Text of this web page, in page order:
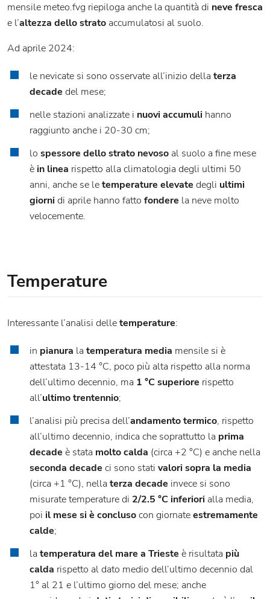
mensile meteo.fvg riepiloga anche la quantità di neve fresca
e l’altezza dello strato accumulatosi al suolo.
Ad aprile 2024:
le nevicate si sono osservate all’inizio della terza
decade del mese;
nelle stazioni analizzate i nuovi accumuli hanno
raggiunto anche i 20-30 cm;
lo spessore dello strato nevoso al suolo a fine mese
è in linea rispetto alla climatologia degli ultimi 50
anni, anche se letemperature elevate degli ultimi
giornidi aprile hanno fatto fondere la neve molto
velocemente.
Temperature
Interessante l’analisi delletemperature:
in pianura la temperatura media mensile si è
attestata 13-14 °C, poco più alta rispetto alla norma
dell’ultimo decennio, ma 1 °C superiore rispetto
all’ultimo trentennio;
l’analisi più precisa dell’andamento termico, rispetto
all’ultimo decennio, indica che soprattutto la prima
decade è stata molto calda (circa +2 °C) e anche nella
seconda decade ci sono stati valori sopra la media
(circa +1 °C), nella terza decade invece si sono
misurate temperature di 2/2.5 °C inferiori alla media,
poi il mese si è conclusocon giornateestremamente
calde;
la temperatura del mare a Trieste è risultata più
calda rispetto al dato medio dell’ultimo decennio dal
1° al 21 e l’ultimo giorno del mese; anche